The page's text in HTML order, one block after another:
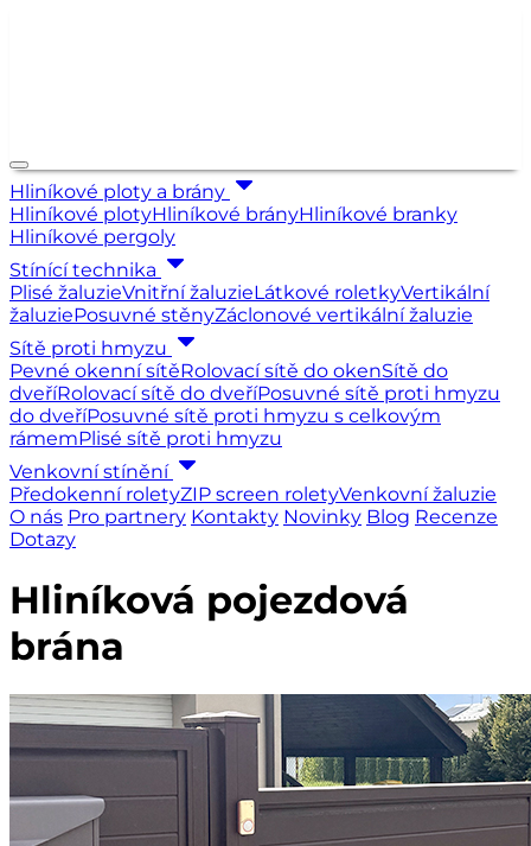
Hliníkové ploty a brány
Hliníkové plotyHliníkové brányHliníkové branky
Hliníkové pergoly
Stínící technika
Plisé žaluzieVnitřní žaluzieLátkové roletkyVertikální
žaluziePosuvné stěnyZáclonové vertikální žaluzie
Sítě proti hmyzu
Pevné okenní sítěRolovací sítě do okenSítě do
dveříRolovací sítě do dveříPosuvné sítě proti hmyzu
do dveříPosuvné sítě proti hmyzu s celkovým
rámemPlisé sítě proti hmyzu
Venkovní stínění
Předokenní roletyZIP screen roletyVenkovní žaluzie
O nás Pro partnery Kontakty Novinky Blog Recenze
Dotazy
Hliníková pojezdová
brána